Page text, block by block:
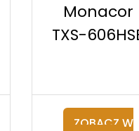
Monacor
TXS-
ZOBACZ W